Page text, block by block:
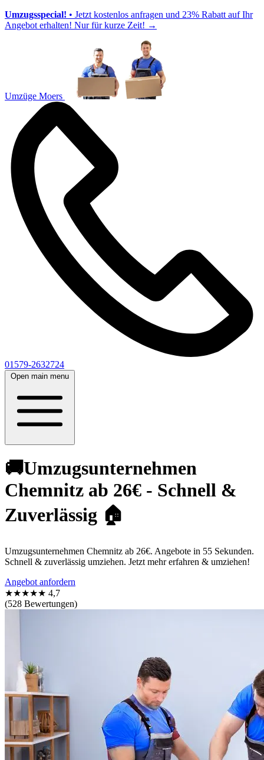
Umzugsspecial! • Jetzt kostenlos anfragen und 23% Rabatt auf Ihr
Angebot erhalten! Nur für kurze Zeit! →
Umzüge Moers
01579-2632724
Open main menu
🚚Umzugsunternehmen
Chemnitz ab 26€ - Schnell &
Zuverlässig 🏠
Umzugsunternehmen Chemnitz ab 26€. Angebote in 55 Sekunden.
Schnell & zuverlässig umziehen. Jetzt mehr erfahren & umziehen!
Angebot anfordern
★★★★★ 4,7
(528 Bewertungen)